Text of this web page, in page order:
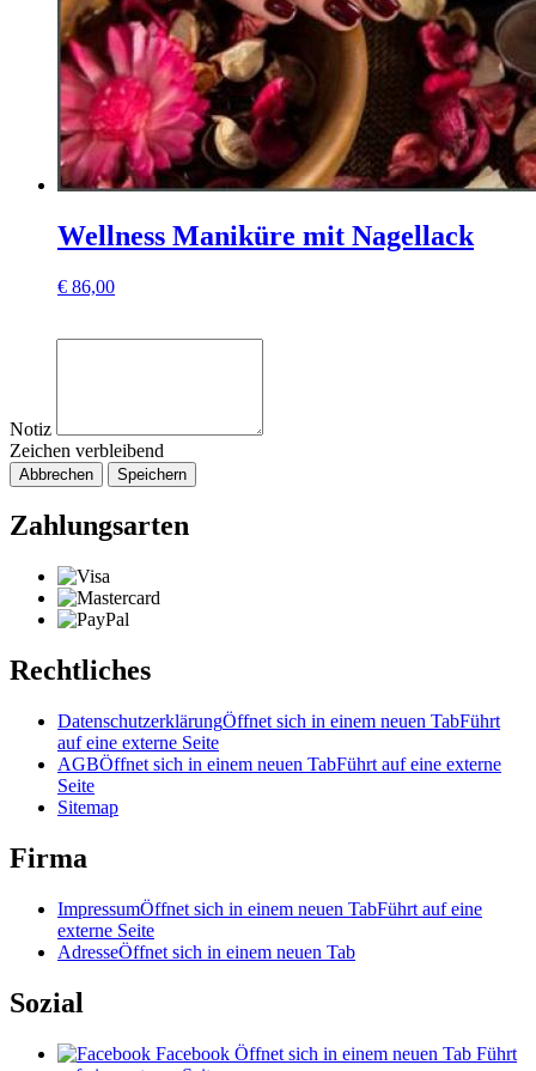
Wellness Maniküre mit Nagellack
€ 86,00
Notiz
Zeichen verbleibend
Abbrechen Speichern
Zahlungsarten
Rechtliches
DatenschutzerklärungÖffnet sich in einem neuen TabFührt
auf eine externe Seite
AGBÖffnet sich in einem neuen TabFührt auf eine externe
Seite
Sitemap
Firma
ImpressumÖffnet sich in einem neuen TabFührt auf eine
externe Seite
AdresseÖffnet sich in einem neuen Tab
Sozial
Facebook Öffnet sich in einem neuen Tab Führt